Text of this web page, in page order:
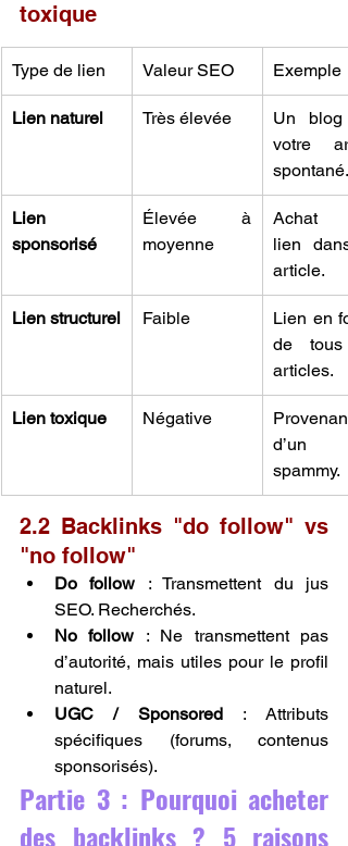
toxique
Type de lien Valeur SEO Exemple
Lien naturel Très élevée
Un blog
votre
spontané.
Lien
sponsorisé
Élevée à
moyenne
Achat
lien
article.
Lien structurel Faible
Lien en
de tous
articles.
Lien toxique Négative
Provenant
d’un
spammy.
2.2 Backlinks "do follow" vs
"no follow"
Do follow : Transmettent du jus
SEO. Recherchés.
No follow : Ne transmettent pas
d’autorité, mais utiles pour le profil
naturel.
UGC / Sponsored : Attributs
spécifiques (forums, contenus
sponsorisés).
Partie 3 : Pourquoi acheter
des backlinks ? 5 raisons